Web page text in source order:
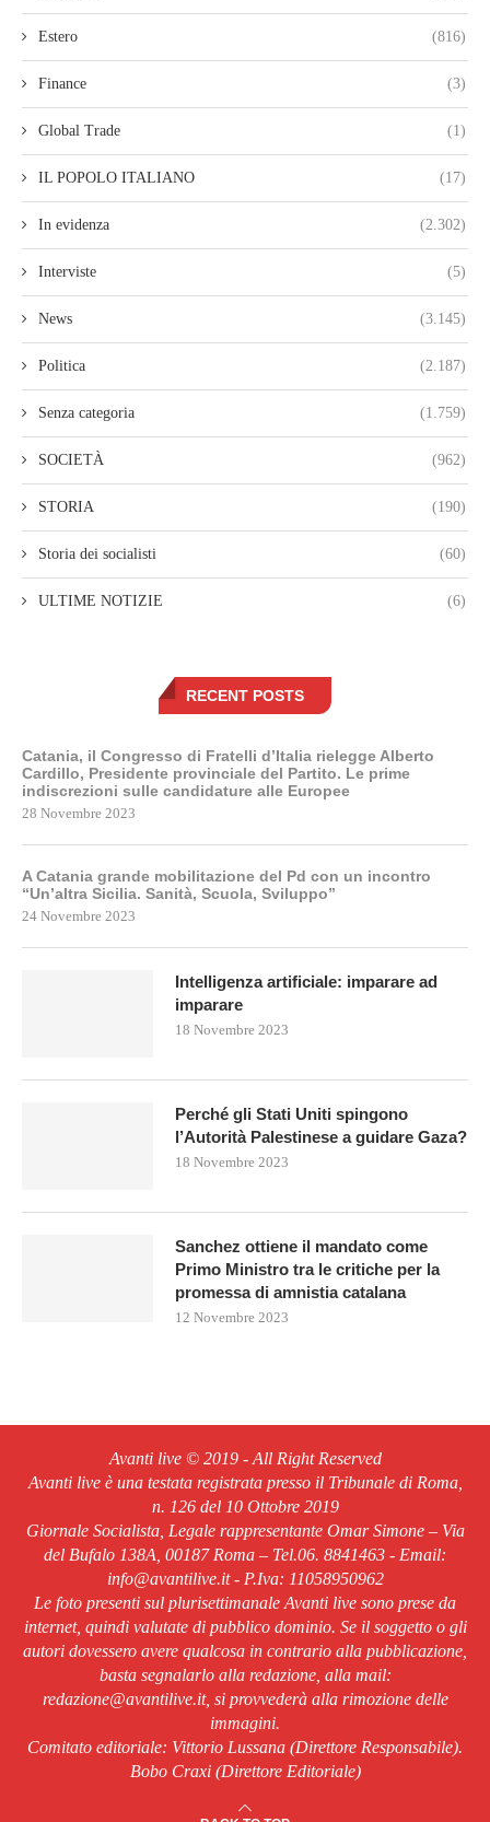
Estero (816)
Finance (3)
Global Trade (1)
IL POPOLO ITALIANO (17)
In evidenza (2.302)
Interviste (5)
News (3.145)
Politica (2.187)
Senza categoria (1.759)
SOCIETÀ (962)
STORIA (190)
Storia dei socialisti (60)
ULTIME NOTIZIE (6)
RECENT POSTS
Catania, il Congresso di Fratelli d’Italia rielegge Alberto
Cardillo, Presidente provinciale del Partito. Le prime
indiscrezioni sulle candidature alle Europee
28 Novembre 2023
A Catania grande mobilitazione del Pd con un incontro
“Un’altra Sicilia. Sanità, Scuola, Sviluppo”
24 Novembre 2023
Intelligenza artificiale: imparare ad
imparare
18 Novembre 2023
Perché gli Stati Uniti spingono
l’Autorità Palestinese a guidare Gaza?
18 Novembre 2023
Sanchez ottiene il mandato come
Primo Ministro tra le critiche per la
promessa di amnistia catalana
12 Novembre 2023
Avanti live © 2019 - All Right Reserved
Avanti live è una testata registrata presso il Tribunale di Roma,
n. 126 del 10 Ottobre 2019
Giornale Socialista, Legale rappresentante Omar Simone – Via
del Bufalo 138A, 00187 Roma – Tel.06. 8841463 - Email:
info@avantilive.it - P.Iva: 11058950962
Le foto presenti sul plurisettimanale Avanti live sono prese da
internet, quindi valutate di pubblico dominio. Se il soggetto o gli
autori dovessero avere qualcosa in contrario alla pubblicazione,
basta segnalarlo alla redazione, alla mail:
redazione@avantilive.it, si provvederà alla rimozione delle
immagini.
Comitato editoriale: Vittorio Lussana (Direttore Responsabile).
Bobo Craxi (Direttore Editoriale)